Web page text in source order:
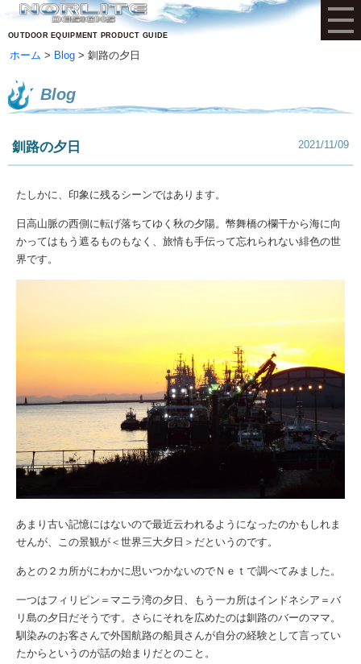
OUTDOOR EQUIPMENT PRODUCT GUIDE
ホーム Blog 釧路の夕日
Blog
釧路の夕日 2021/11/09
たしかに、印象に残るシーンではあります。
日高山脈の西側に転げ落ちてゆく秋の夕陽。幣舞橋の欄干から海に向
かってはもう遮るものもなく、旅情も手伝って忘れられない緋色の世
界です。
あまり古い記憶にはないので最近云われるようになったのかもしれま
せんが、この景観が＜世界三大夕日＞だというのです。
あとの２カ所がにわかに思いつかないのでＮｅｔで調べてみました。
一つはフィリピン＝マニラ湾の夕日、もう一カ所はインドネシア＝バ
リ島の夕日だそうです。さらにそれを広めたのは釧路のバーのママ。
馴染みのお客さんで外国航路の船員さんが自分の経験として言ってい
たからというのが話の始まりだとのこと。